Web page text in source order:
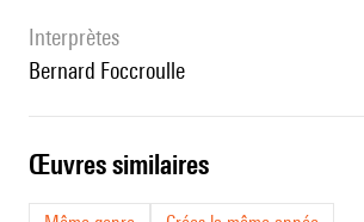
interprètes
Bernard Foccroulle
œuvres similaires